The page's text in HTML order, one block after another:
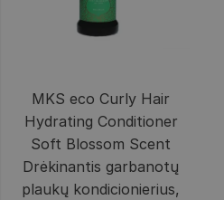
MKS eco Curly Hair
Hydrating Conditioner
Soft Blossom Scent
Drėkinantis garbanotų
plaukų kondicionierius,